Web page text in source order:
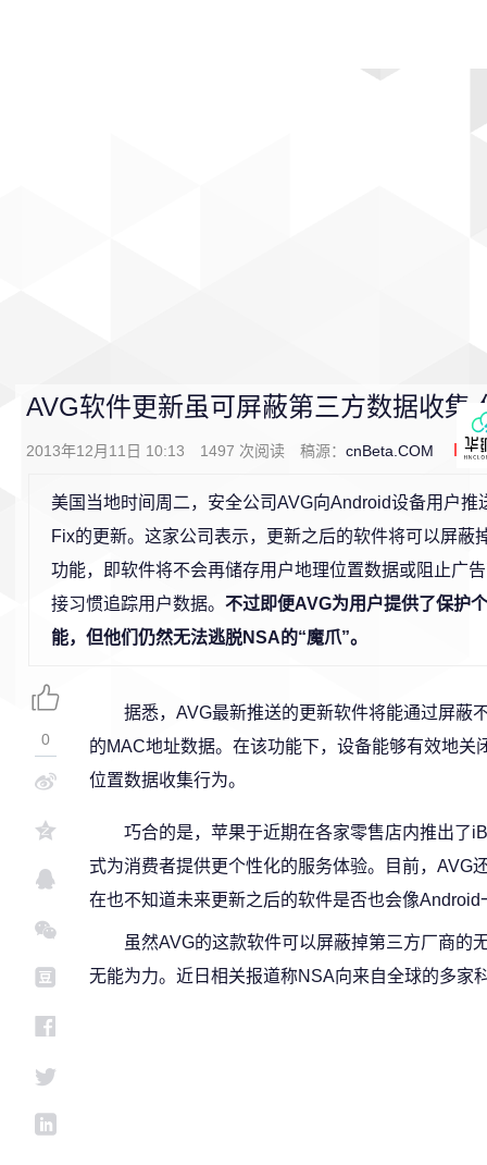
AVG软件更新虽可屏蔽第三方数据收集
2013年12月11日 10:13 1497 次阅读 稿源： cnBeta.COM 0
美国当地时间周二，安全公司AVG向Android设备用户推
Fix的更新。这家公司表示，更新之后的软件将可以屏蔽
功能，即软件将不会再储存用户地理位置数据或阻止广
接习惯追踪用户数据。 不过即便AVG为用户提供了保护
能，但他们仍然无法逃脱NSA的“魔爪”。
据悉，AVG最新推送的更新软件将能通过屏蔽
的MAC地址数据。在该功能下，设备能够有效地
位置数据收集行为。
巧合的是，苹果于近期在各家零售店内推出了
式为消费者提供更个性化的服务体验。目前，AVG
在也不知道未来更新之后的软件是否也会像
虽然AVG的这款软件可以屏蔽掉第三方厂商的
无能为力。近日相关报道称NSA向来自全球的多家
0